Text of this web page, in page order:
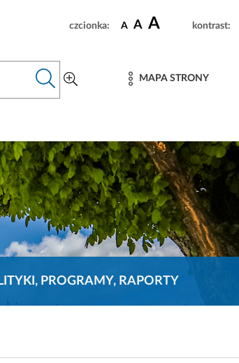
czcionka: A A A kontrast:
MAPA STRONY
PROGRAMY, RAPORTY